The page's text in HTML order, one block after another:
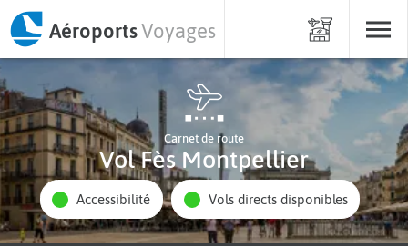
AéroportsVoyages
Carnet de route
Vol Fès Montpellier
Accessibilité Vols directs disponibles